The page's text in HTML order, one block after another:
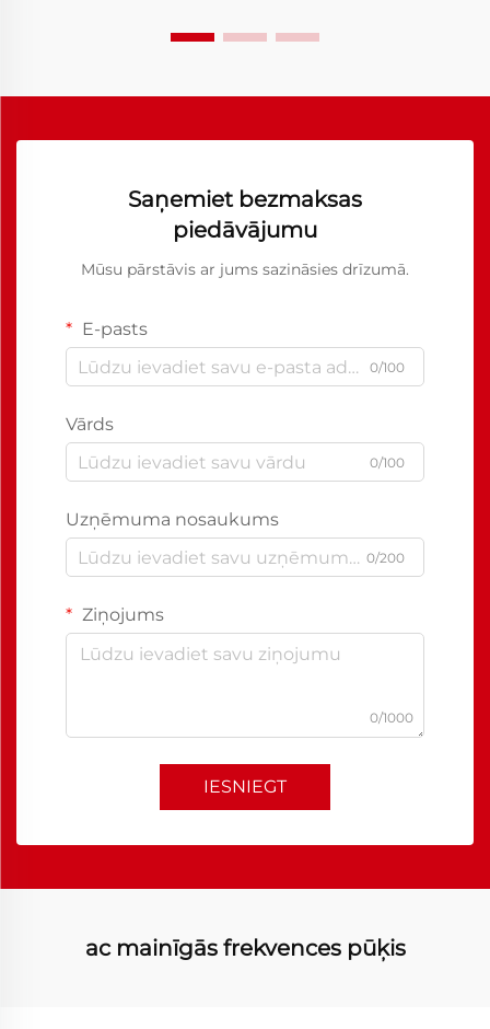
Saņemiet bezmaksas
piedāvājumu
Mūsu pārstāvis ar jums sazināsies drīzumā.
E-pasts
0/100
Vārds
0/100
Uzņēmuma nosaukums
0/200
Ziņojums
0/1000
IESNIEGT
ac mainīgās frekvences pūķis